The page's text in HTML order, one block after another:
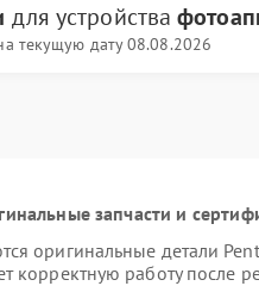
для устройства
текущую дату 08.08.2026
запчасти и
оригинальные детали
корректную работу после